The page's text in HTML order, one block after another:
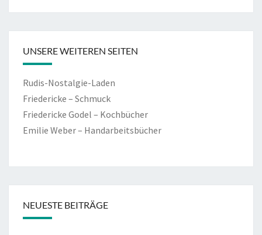
UNSERE WEITEREN SEITEN
Rudis-Nostalgie-Laden
Friedericke – Schmuck
Friedericke Godel – Kochbücher
Emilie Weber – Handarbeitsbücher
NEUESTE BEITRÄGE